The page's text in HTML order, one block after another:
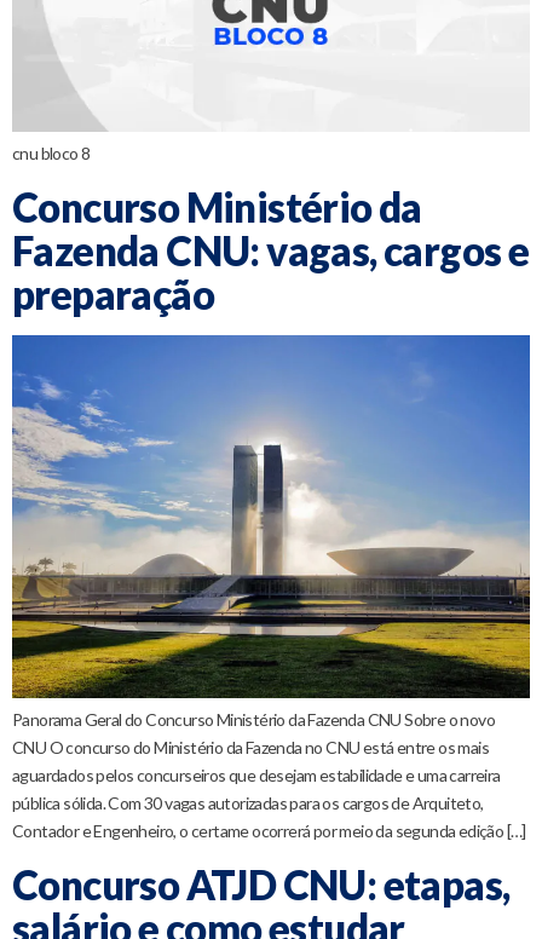
cnu bloco 8
Concurso Ministério da
Fazenda CNU: vagas, cargos e
preparação
Panorama Geral do Concurso Ministério da Fazenda CNU Sobre o novo
CNU O concurso do Ministério da Fazenda no CNU está entre os mais
aguardados pelos concurseiros que desejam estabilidade e uma carreira
pública sólida. Com 30 vagas autorizadas para os cargos de Arquiteto,
Contador e Engenheiro, o certame ocorrerá por meio da segunda edição […]
Concurso ATJD CNU: etapas,
salário e como estudar